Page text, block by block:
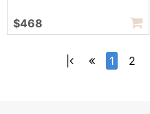
$468
| 1 2